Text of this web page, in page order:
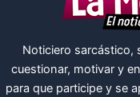
Noticiero sarcástico,
cuestionar, motivar y
para que participe y se